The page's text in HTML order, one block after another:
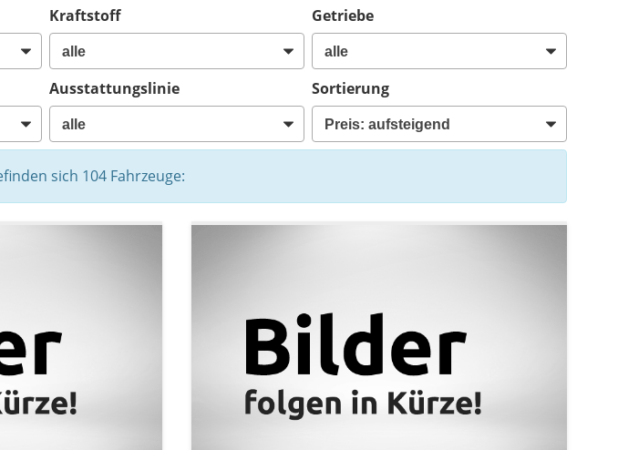
Kraftstoff Getriebe
Ausstattungslinie Sortierung
sich 104Fahrzeuge: